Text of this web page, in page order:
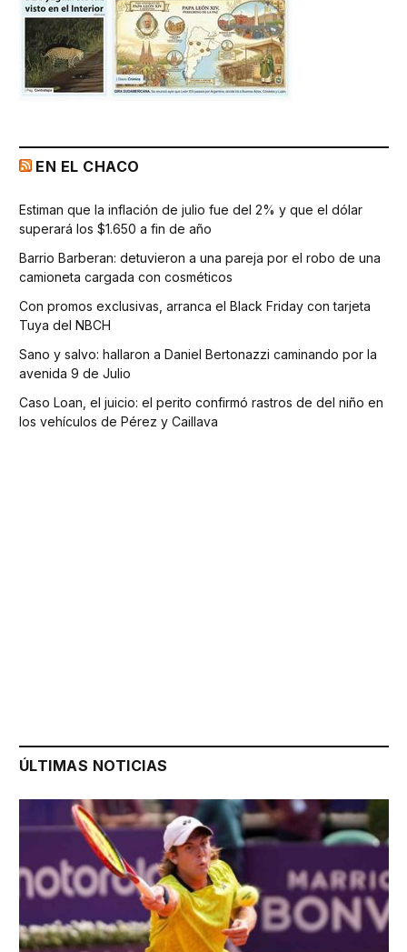
EN EL CHACO
Estiman que la inflación de julio fue del 2% y que el dólar
superará los $1.650 a fin de año
Barrio Barberan: detuvieron a una pareja por el robo de una
camioneta cargada con cosméticos
Con promos exclusivas, arranca el Black Friday con tarjeta
Tuya del NBCH
Sano y salvo: hallaron a Daniel Bertonazzi caminando por la
avenida 9 de Julio
Caso Loan, el juicio: el perito confirmó rastros de del niño en
los vehículos de Pérez y Caillava
ÚLTIMAS NOTICIAS